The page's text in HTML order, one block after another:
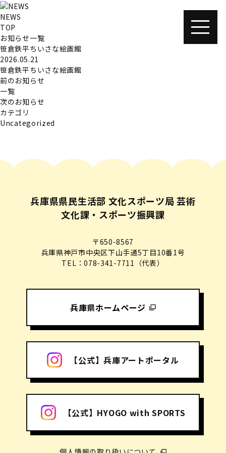
NEWS
TOP
お知らせ一覧
笹倉鉄平ちいさな絵画館
2026.05.21
笹倉鉄平ちいさな絵画館
前のお知らせ
一覧
次のお知らせ
カテゴリ
Uncategorized
兵庫県県民生活部 文化スポーツ局 芸術
文化課・スポーツ振興課
〒650-8567
兵庫県神戸市中央区下山手通5丁目10番1号
TEL：078-341-7711（代表）
兵庫県ホームページ
【公式】兵庫アートポータル
【公式】HYOGO with SPORTS